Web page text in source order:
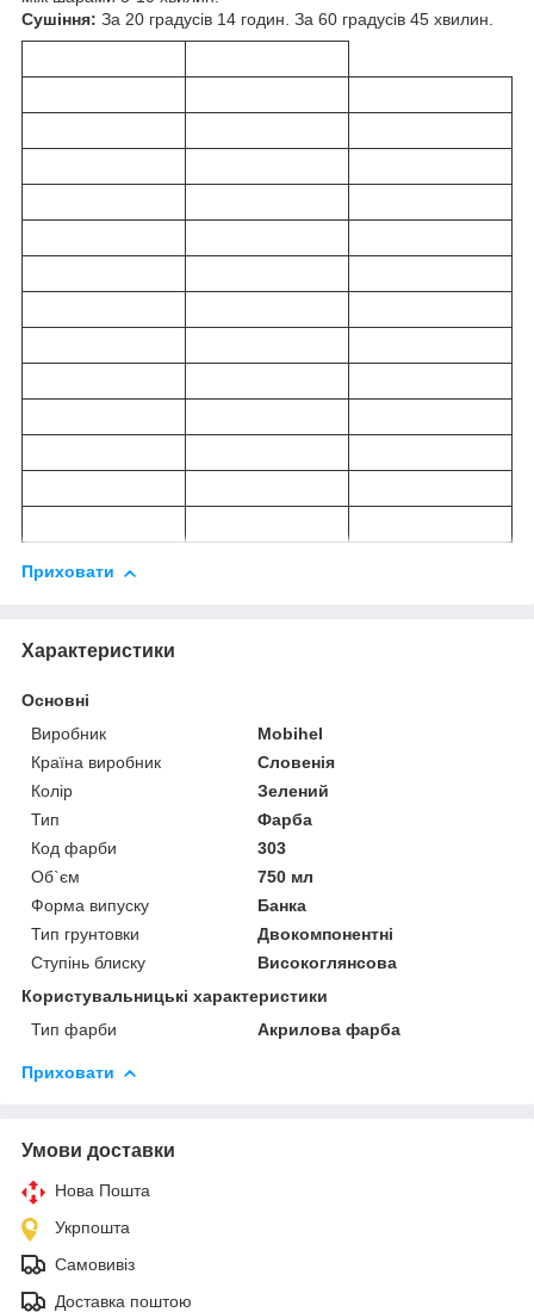
Сушіння: За 20 градусів 14 годин. За 60 градусів 45 хвилин.
Приховати
Характеристики
Основні
Виробник
Mobihel
Країна виробник
Словенія
Колір
Зелений
Тип
Фарба
Код фарби
303
Об`єм
750 мл
Форма випуску
Банка
Тип грунтовки
Двокомпонентні
Ступінь блиску
Високоглянсова
Користувальницькі характеристики
Тип фарби
Акрилова фарба
Приховати
Умови доставки
Нова Пошта
Укрпошта
Самовивіз
Доставка поштою